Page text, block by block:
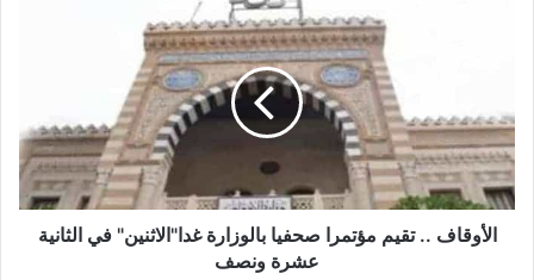
الأوقاف .. تقيم مؤتمرا صحفيا بالوزارة غدا"الاثنين" في الثانية
عشرة ونصف